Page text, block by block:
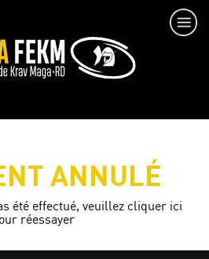
ANNULÉ
été effectué, veuillez cliquer ici
réessayer